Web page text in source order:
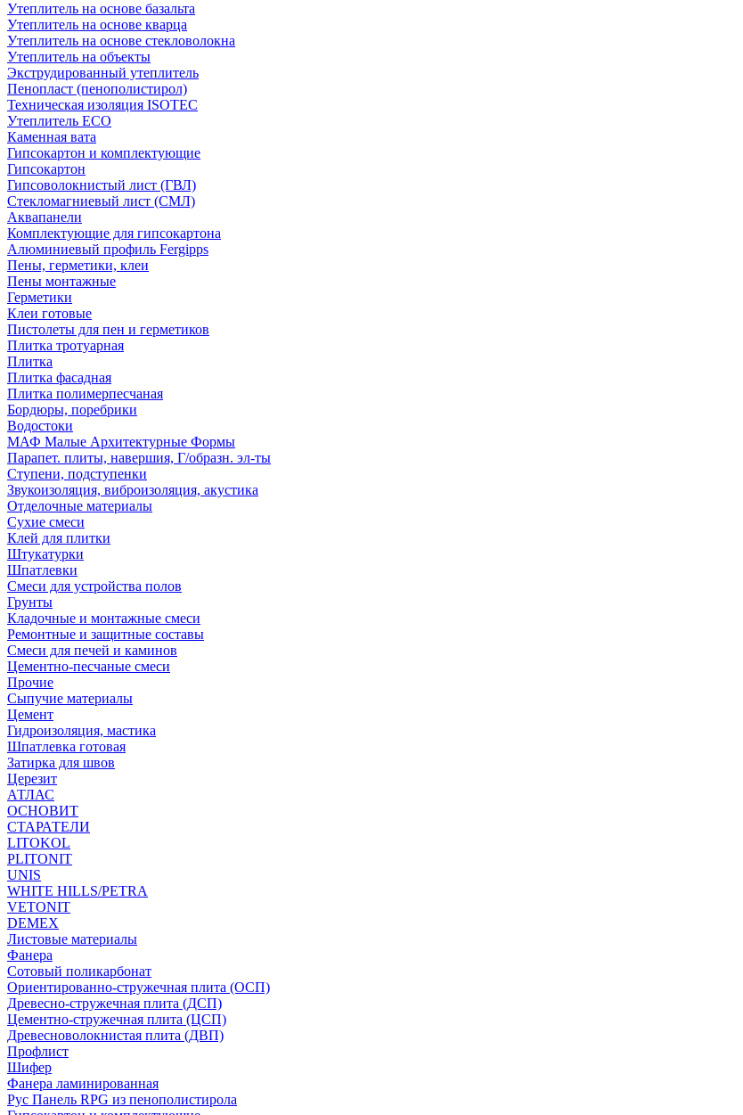
Утеплитель на основе базальта
Утеплитель на основе кварца
Утеплитель на основе стекловолокна
Утеплитель на объекты
Экструдированный утеплитель
Пенопласт (пенополистирол)
Техническая изоляция ISOTEC
Утеплитель ECO
Каменная вата
Гипсокартон и комплектующие
Гипсокартон
Гипсоволокнистый лист (ГВЛ)
Стекломагниевый лист (СМЛ)
Аквапанели
Комплектующие для гипсокартона
Алюминиевый профиль Fergipps
Пены, герметики, клеи
Пены монтажные
Герметики
Клеи готовые
Пистолеты для пен и герметиков
Плитка тротуарная
Плитка
Плитка фасадная
Плитка полимерпесчаная
Бордюры, поребрики
Водостоки
МАФ Малые Архитектурные Формы
Парапет. плиты, навершия, Г/образн. эл-ты
Ступени, подступенки
Звукоизоляция, виброизоляция, акустика
Отделочные материалы
Сухие смеси
Клей для плитки
Штукатурки
Шпатлевки
Смеси для устройства полов
Грунты
Кладочные и монтажные смеси
Ремонтные и защитные составы
Смеси для печей и каминов
Цементно-песчаные смеси
Прочие
Сыпучие материалы
Цемент
Гидроизоляция, мастика
Шпатлевка готовая
Затирка для швов
Церезит
АТЛАС
ОСНОВИТ
СТАРАТЕЛИ
LITOKOL
PLITONIT
UNIS
WHITE HILLS/PETRA
VETONIT
DEMEX
Листовые материалы
Фанера
Сотовый поликарбонат
Ориентированно-стружечная плита (ОСП)
Древесно-стружечная плита (ДСП)
Цементно-стружечная плита (ЦСП)
Древесноволокнистая плита (ДВП)
Профлист
Шифер
Фанера ламинированная
Рус Панель RPG из пенополистирола